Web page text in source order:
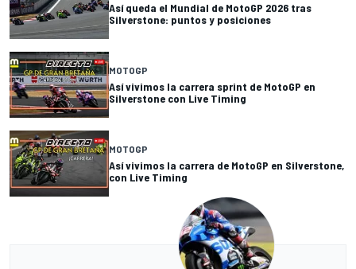
Así queda el Mundial de MotoGP 2026 tras
Silverstone: puntos y posiciones
MOTOGP
Así vivimos la carrera sprint de MotoGP en
Silverstone con Live Timing
MOTOGP
Así vivimos la carrera de MotoGP en Silverstone,
con Live Timing